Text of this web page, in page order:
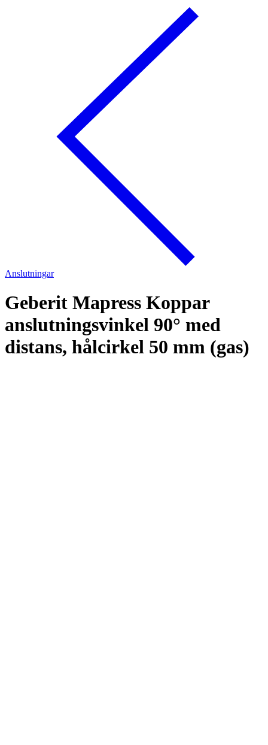
Anslutningar
Geberit Mapress Koppar
anslutningsvinkel 90° med
distans, hålcirkel 50 mm (gas)